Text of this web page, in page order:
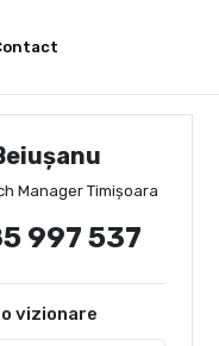
Manager Timișoara
997 537
vizionare